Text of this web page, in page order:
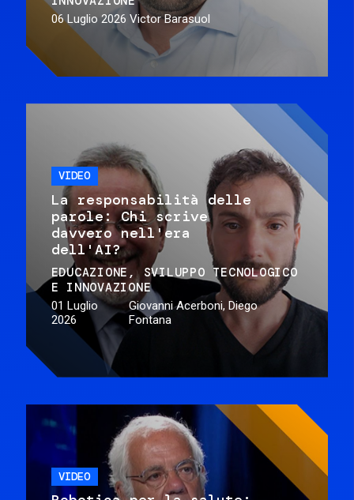
06 Luglio 2026 Victor Barasuol
VIDEO
La responsabilità delle
parole: Chi scrive
davvero nell'era
dell'AI?
EDUCAZIONE
SVILUPPO TECNOLOGICO
E INNOVAZIONE
01 Luglio
2026
Giovanni Acerboni, Diego
Fontana
VIDEO